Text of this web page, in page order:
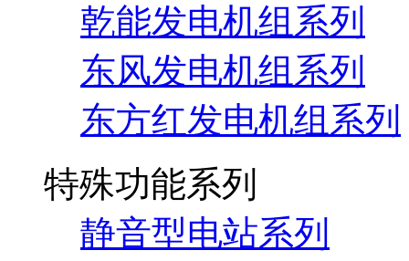
乾能发电机组系列
东风发电机组系列
东方红发电机组系列
特殊功能系列
静音型电站系列